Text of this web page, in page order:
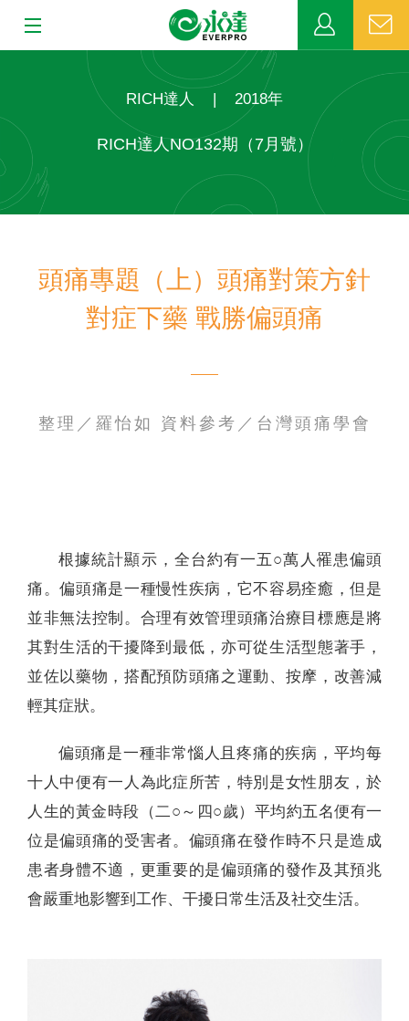
MDRT
公益活動
聯絡我們
RICH達人 | 2018年
RICH達人NO132期（7月號）
頭痛專題（上）頭痛對策方針
對症下藥 戰勝偏頭痛
整理／羅怡如 資料參考／台灣頭痛學會
根據統計顯示，全台約有一五○萬人罹患偏頭
痛。偏頭痛是一種慢性疾病，它不容易痊癒，但是
並非無法控制。合理有效管理頭痛治療目標應是將
其對生活的干擾降到最低，亦可從生活型態著手，
並佐以藥物，搭配預防頭痛之運動、按摩，改善減
輕其症狀。
偏頭痛是一種非常惱人且疼痛的疾病，平均每
十人中便有一人為此症所苦，特別是女性朋友，於
人生的黃金時段（二○～四○歲）平均約五名便有一
位是偏頭痛的受害者。偏頭痛在發作時不只是造成
患者身體不適，更重要的是偏頭痛的發作及其預兆
會嚴重地影響到工作、干擾日常生活及社交生活。